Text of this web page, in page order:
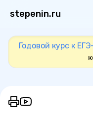
stepenin.ru
Годовой курс к